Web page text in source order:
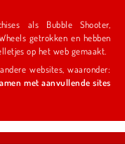
als Bubble Shooter,
ze daarmee tot een van de meest iconische spelletjes op het web gemaakt.
websites, waaronder:
met aanvullende sites